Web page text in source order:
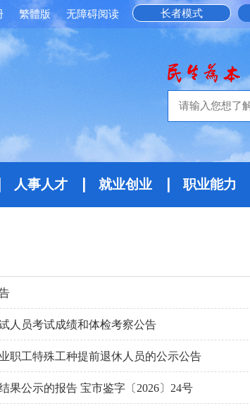
长者模式
繁體版 无障碍阅读
人事人才 就业创业 职业能力
人员考试成绩和体检考察公告
职工特殊工种提前退休人员的公示公告
果公示的报告 宝市鉴字〔2026〕24号